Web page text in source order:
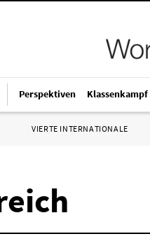
Perspektiven Klassenkampf
VIERTE INTERNATIONALE